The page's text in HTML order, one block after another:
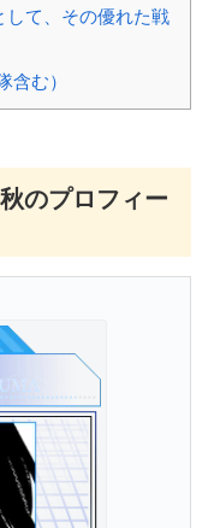
て、その優れた戦
む）
のプロフィー